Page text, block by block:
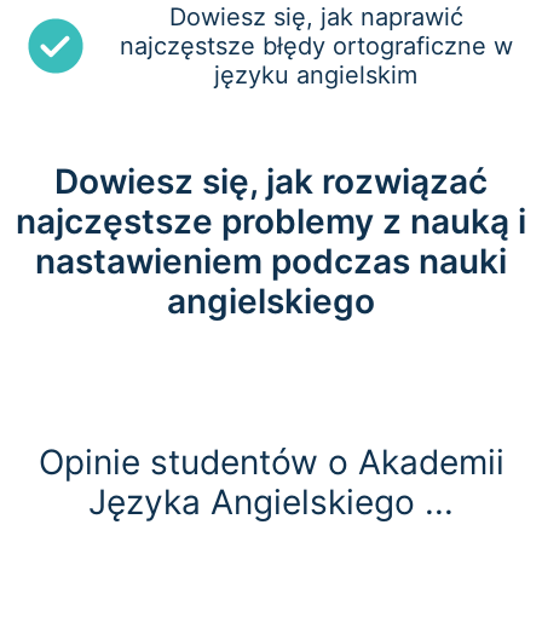
Dowiesz się, jak naprawić
najczęstsze błędy ortograficzne w
języku angielskim
Dowiesz się, jak rozwiązać
najczęstsze problemy z nauką i
nastawieniem podczas nauki
angielskiego
Opinie studentów o Akademii
Języka Angielskiego ...